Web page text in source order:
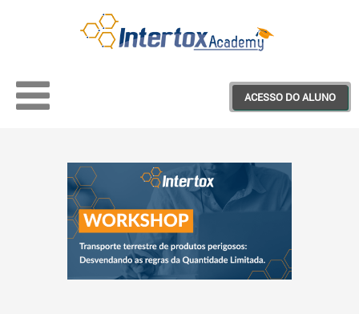
ACESSO DO ALUNO
Treinamentos
Materiais Educativos